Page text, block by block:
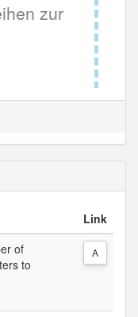
zur
Link
of
to
A